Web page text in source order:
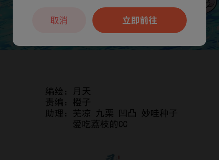
本章节仅支持App阅读，可打开App新用
户7天免费看立即前往
取消